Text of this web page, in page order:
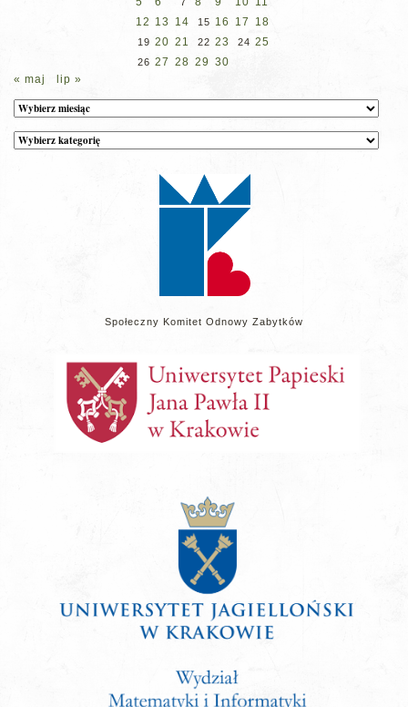
12 13 14 15 16 17 18
19 20 21 22 23 24 25
26 27 28 29 30
« maj
lip »
Archiwum
Kategorie
wpisów
Społeczny Komitet Odnowy Zabytków